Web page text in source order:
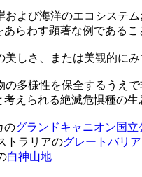
および海洋のエコシステ
あらわす顕著な例であるこ
美しさ、または美観的に
の多様性を保全するうえ
考えられる絶滅危惧種の
のグランドキャニオン国立
リアのグレートバリ
白神山地